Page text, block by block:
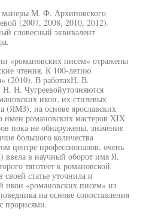
манеры М. Ф. Архиповского
(2007, 2008, 2010, 2012).
словесный эквивалент
«романовских писем» отражены
чтения. К 100-летию
(2010). В работахН. В.
Н. Чугреевойуточняются
икон, их стилевых
на основе ярославских
имен романовских мастеров XIX
пока не обнаружены, значение
большого количества
центре профессионалов, очень
в научный оборот имя Я.
тяготеет к романовской
статье уточнила и
икон «романовских писем» из
на основе сопоставления
прорисями.